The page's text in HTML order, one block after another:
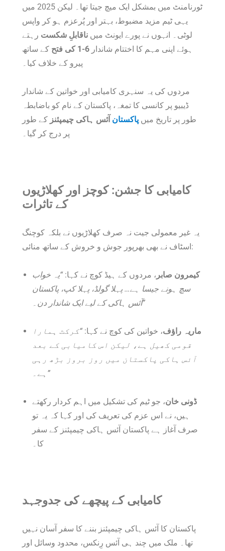
ٹورنامنٹ میں بمشکل ایک میچ جیتا تھا۔ لیکن 2025 میں
یہی ٹیم مزید مضبوط، بہتر اور پُرعزم ہو کر واپس
لوٹی۔ انہوں نے پورے ایونٹ میں ناقابلِ شکست رہتے
ہوئے اپنی مہم کا اختتام شاندار 6-1 کی فتح
کے ساتھ
پیرو کے خلاف کیا۔
مردوں کی یہ سنہری کامیابی اور خواتین کے شاندار
ڈیبیو پر کانسی کا تمغہ، پاکستان کے نام کو باضابطہ
طور پر تاریخ میں پاکستان آئس ہاکی چیمپئنز کے طور
پر درج کر گیا۔
کامیابی کا جشن: کوچز اور کھلاڑیوں
کے تاثرات
یہ غیر معمولی جیت نہ صرف کھلاڑیوں نے بلکہ کوچنگ
اسٹاف نے بھی بھرپور جوش و خروش کے ساتھ منائی:
کیمرون صابر ، مردوں کے ہیڈ کوچ نے کہا:“یہ خواب
سچ ہونے جیسا ہے… پہلا گولڈ، پہلا کپ، پاکستان
آئس ہاکی کے لیے ایک شاندار دن۔”
ماریہ راؤف، خواتین کی کوچ نے کہا:“کرکٹ ہمارا
قومی کھیل ہے، لیکن اس کامیابی کے بعد
آئس ہاکی پاکستان میں روز بروز بڑھ رہی
ہے۔”
ڈونی خان، جو ٹیم کی تشکیل میں اہم کردار رکھتے
ہیں، نے اس عزم کی تعریف کی اور کہا کہ یہ تو
صرف آغاز ہے پاکستان آئس ہاکی چیمپئنز کے سفر
کا۔
کامیابی کے پیچھے کی جدوجہد
پاکستان کا آئس ہاکی چیمپئنز بننے کا سفر آسان نہیں
تھا۔ ملک میں چند ہی آئس رِنکس، محدود وسائل اور